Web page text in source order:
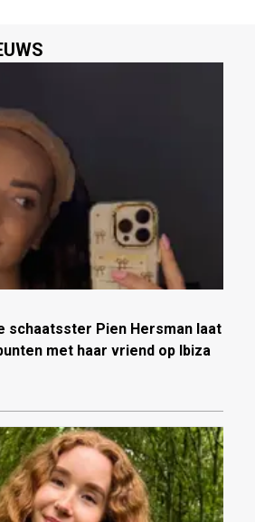
schaatsster Pien Hersman laat
met haar vriend op Ibiza